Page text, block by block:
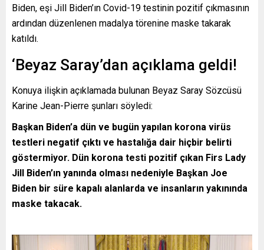
Biden, eşi Jill Biden’ın Covid-19 testinin pozitif çıkmasının
ardından düzenlenen madalya törenine maske takarak
katıldı.
‘Beyaz Saray’dan açıklama geldi!
Konuya ilişkin açıklamada bulunan Beyaz Saray Sözcüsü
Karine Jean-Pierre şunları söyledi:
Başkan Biden’a dün ve bugün yapılan korona virüs
testleri negatif çıktı ve hastalığa dair hiçbir belirti
göstermiyor. Dün korona testi pozitif çıkan Firs Lady
Jill Biden’ın yanında olması nedeniyle Başkan Joe
Biden bir süre kapalı alanlarda ve insanların yakınında
maske takacak.